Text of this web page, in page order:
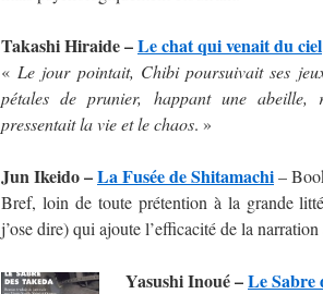
Takashi Hiraide –Le chat qui venait du ciel
« Le jour pointait, Chibi poursuivait ses
pétales de prunier, happant une
pressentait la vie et le chaos. »
Jun Ikeido –La Fusée de Shitamachi–
Bref, loin de toute prétention à la grande
j’ose dire) qui ajoute l’efficacité de la
Yasushi Inoué –Le Sabre